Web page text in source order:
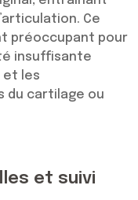
Ce
préoccupant pour
insuffisante
et les
du cartilage ou
et suivi